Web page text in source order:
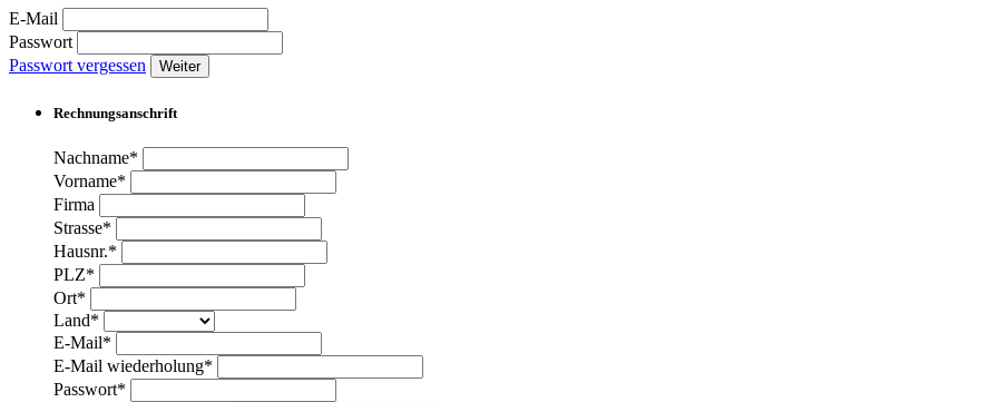
E-Mail
Passwort
Passwort vergessen
Weiter
Rechnungsanschrift
Nachname*
Vorname*
Firma
Strasse*
Hausnr.*
PLZ*
Ort*
Land*
E-Mail*
E-Mail wiederholung*
Passwort*